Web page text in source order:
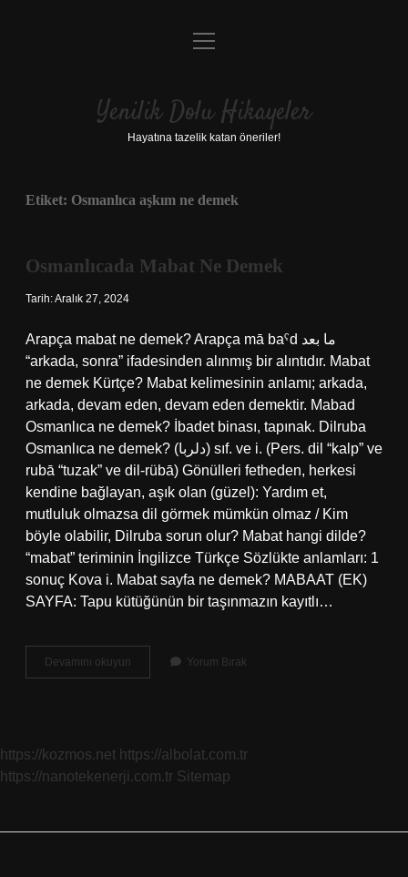
Anasayfa
Yasal Uyarı
menüyü
Yenilik Dolu Hikayeler
Hayatına tazelik katan öneriler!
Etiket: Osmanlıca aşkım ne demek
Osmanlıcada Mabat Ne Demek
Tarih: Aralık 27, 2024
Arapça mabat ne demek? Arapça mā baˁd ما بعد
“arkada, sonra” ifadesinden alınmış bir alıntıdır. Mabat
ne demek Kürtçe? Mabat kelimesinin anlamı; arkada,
arkada, devam eden, devam eden demektir. Mabad
Osmanlıca ne demek? İbadet binası, tapınak. Dilruba
Osmanlıca ne demek? (ﺩﻟﺮﺑﺎ) sıf. ve i. (Pers. dil “kalp” ve
rubā “tuzak” ve dil-rübā) Gönülleri fetheden, herkesi
kendine bağlayan, aşık olan (güzel): Yardım et,
mutluluk olmazsa dil görmek mümkün olmaz / Kim
böyle olabilir, Dilruba sorun olur? Mabat hangi dilde?
“mabat” teriminin İngilizce Türkçe Sözlükte anlamları: 1
sonuç Kova i. Mabat sayfa ne demek? MABAAT (EK)
SAYFA: Tapu kütüğünün bir taşınmazın kayıtlı…
Devamını okuyun Osmanlıcada
Mabat
Yorum Bırak
https://kozmos.net https://albolat.com.tr
https://nanotekenerji.com.tr Sitemap